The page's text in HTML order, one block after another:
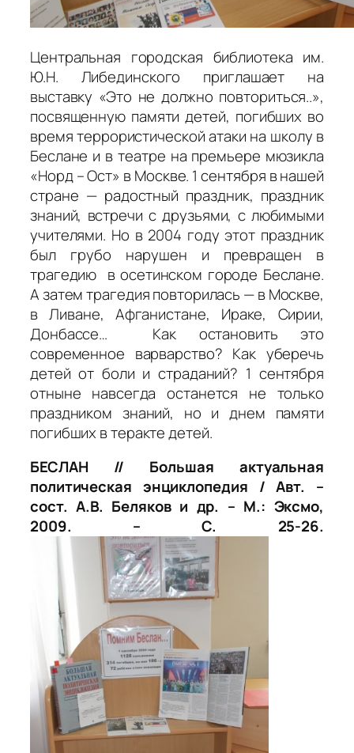
Центральная городская библиотека им.
Ю.Н. Либединского приглашает на
выставку «Это не должно повториться..»,
посвященную памяти детей, погибших во
время террористической атаки на школу в
Беслане и в театре на премьере мюзикла
«Норд – Ост» в Москве. 1 сентября в нашей
стране — радостный праздник, праздник
знаний, встречи с друзьями, с любимыми
учителями. Но в 2004 году этот праздник
был грубо нарушен и превращен в
трагедию в осетинском городе Беслане.
А затем трагедия повторилась — в Москве,
в Ливане, Афганистане, Ираке, Сирии,
Донбассе… Как остановить это
современное варварство? Как уберечь
детей от боли и страданий? 1 сентября
отныне навсегда останется не только
праздником знаний, но и днем памяти
погибших в теракте детей.
БЕСЛАН // Большая актуальная
политическая энциклопедия / Авт. –
сост. А.В. Беляков и др. – М.: Эксмо,
2009. – С. 25-26.